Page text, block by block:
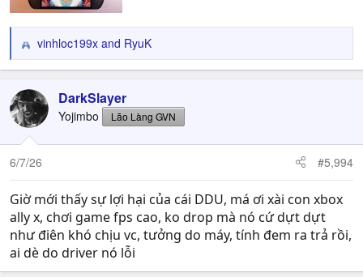
R
e
c
t
i
o
n
s
vinhloc199x and RyuK
DarkSlayer
Yojimbo Lão Làng GVN
6/7/26 #5,994
Giờ mới thấy sự lợi hại của cái DDU, má ơi xài con xbox
ally x, chơi game fps cao, ko drop mà nó cứ dựt dựt
như điên khó chịu vc, tưởng do máy, tính đem ra trả rồi,
ai dè do driver nó lỗi